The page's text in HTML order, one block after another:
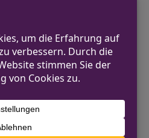
wird die
angespannt, und
werden
Post